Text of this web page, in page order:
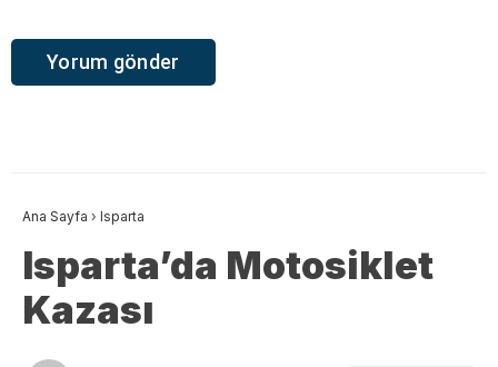
Ana Sayfa › Isparta
Isparta’da Motosiklet
Kazası